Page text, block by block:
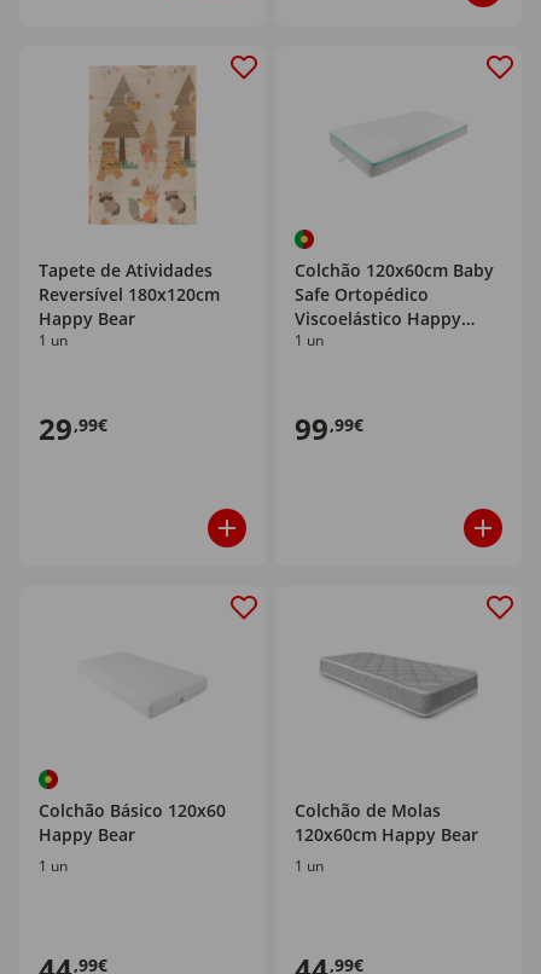
Tapete de Atividades
Reversível 180x120cm
Happy Bear
1 un
29,99€
Colchão 120x60cm Baby
Safe Ortopédico
Viscoelástico Happy
Bear
1 un
99,99€
Colchão Básico 120x60
Happy Bear
1 un
,99€
Colchão de Molas
120x60cm Happy Bear
1 un
,99€